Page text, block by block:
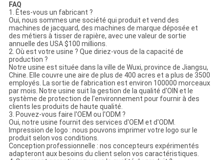
FAQ
1. Êtes-vous un fabricant ?
Oui, nous sommes une société qui produit et vend des
machines de jacquard, des machines de marque déposée et
des métiers à tisser de rapière, avec une valeur de sortie
annuelle des USA $100 millions.
2. Où est votre usine ? Que diriez-vous de la capacité de
production ?
Notre usine est située dans la ville de Wuxi, province de Jiangsu,
Chine. Elle couvre une aire de plus de 400 acres et a plus de 3500
employés. La sortie de fabrication est environ 100000 morceaux
par mois. Notre usine suit la gestion de la qualité d'OIN et le
système de protection de l'environnement pour fournir à des
clients les produits de haute qualité.
3. Pouvez-vous faire l'OEM ou l'ODM ?
Oui, notre usine fournit des services d'OEM et d'ODM.
Impression de logo : nous pouvons imprimer votre logo sur le
produit selon vos conditions.
Conception professionnelle : nos concepteurs expérimentés
adapteront aux besoins du client selon vos caractéristiques.